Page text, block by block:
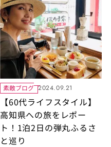
素敵ブログ 2024.09.21
【60代ライフスタイル】
高知県への旅をレポー
ト！1泊2日の弾丸ふるさ
と巡り